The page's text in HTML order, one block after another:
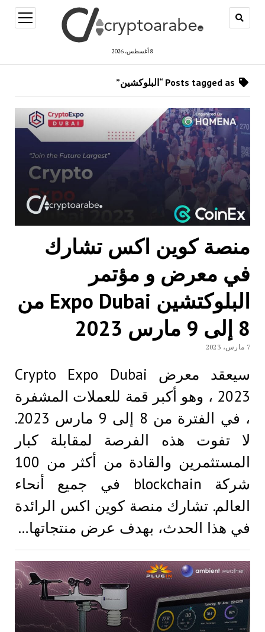
8 أغسطس، 2026
open
menu
منصة كوين اكس تشارك
في معرض و مؤتمر
البلوكتشين Expo Dubai من
8 إلى 9 مارس 2023
7 مارس، 2023
سيعقد معرض Crypto Expo Dubai
2023 ، وهو أكبر قمة للعملات المشفرة
، في الفترة من 8 إلى 9 مارس 2023.
لا تفوت هذه الفرصة لمقابلة كبار
المستثمرين والقادة من أكثر من 100
شركة blockchain في جميع أنحاء
العالم. تشارك منصة كوين اكس الرائدة
في هذا الحدث، بهدف عرض منتجاتها…